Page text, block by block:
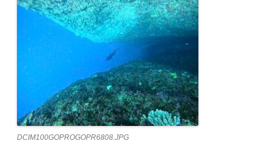
DCIM100GOPROGOPR6808.JPG